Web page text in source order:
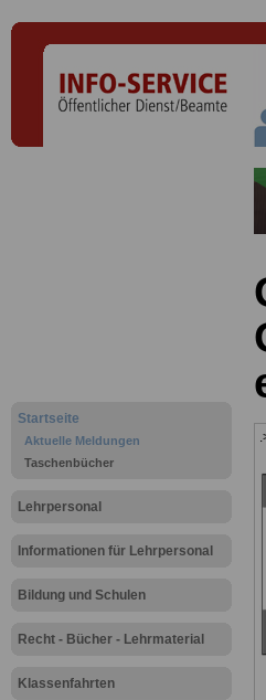
Startseite
Aktuelle Meldungen
Taschenbücher
Lehrpersonal
Informationen für Lehrpersonal
Bildung und Schulen
Recht - Bücher - Lehrmaterial
Klassenfahrten